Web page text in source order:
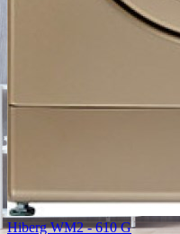
Hiberg WM2 - 610 G